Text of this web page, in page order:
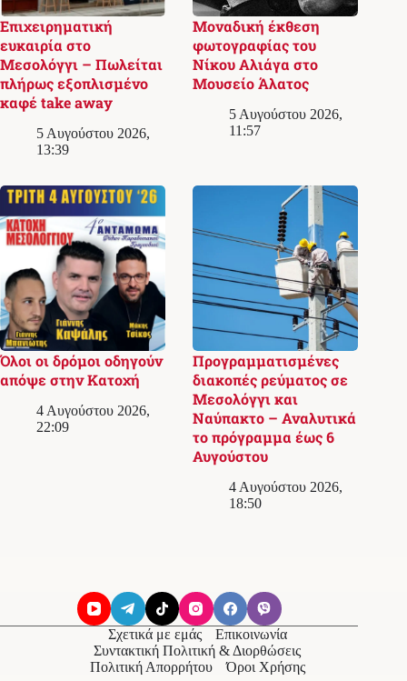
Επιχειρηματική
ευκαιρία στο
Μεσολόγγι – Πωλείται
πλήρως εξοπλισμένο
καφέ take away
5 Αυγούστου 2026,
13:39
Μοναδική έκθεση
φωτογραφίας του
Νίκου Αλιάγα στο
Μουσείο Άλατος
5 Αυγούστου 2026,
11:57
Όλοι οι δρόμοι οδηγούν
απόψε στην Κατοχή
4 Αυγούστου 2026,
22:09
Προγραμματισμένες
διακοπές ρεύματος σε
Μεσολόγγι και
Ναύπακτο – Αναλυτικά
το πρόγραμμα έως 6
Αυγούστου
4 Αυγούστου 2026,
18:50
Σχετικά με εμάς
Επικοινωνία
Συντακτική Πολιτική & Διορθώσεις
Πολιτική Απορρήτου
Όροι Χρήσης